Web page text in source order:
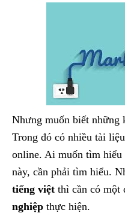
Nhưng muốn biết những
Trong đó có nhiều tài
online. Ai muốn tìm
này, cần phải tìm hiểu.
tiếng việt thì cần có một
nghiệp thực hiện.